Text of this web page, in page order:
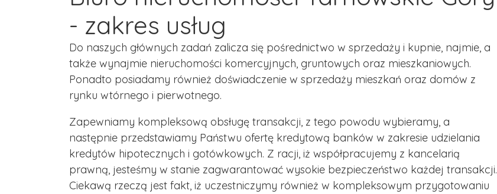
- zakres usług
Do naszych głównych zadań zalicza się pośrednictwo w sprzedaży i kupnie, najmie, a
także wynajmie nieruchomości komercyjnych, gruntowych oraz mieszkaniowych.
Ponadto posiadamy również doświadczenie w sprzedaży mieszkań oraz domów z
rynku wtórnego i pierwotnego.
Zapewniamy kompleksową obsługę transakcji, z tego powodu wybieramy, a
następnie przedstawiamy Państwu ofertę kredytową banków w zakresie udzielania
kredytów hipotecznych i gotówkowych. Z racji, iż współpracujemy z kancelarią
prawną, jesteśmy w stanie zagwarantować wysokie bezpieczeństwo każdej transakcji.
Ciekawą rzeczą jest fakt, iż uczestniczymy również w kompleksowym przygotowaniu